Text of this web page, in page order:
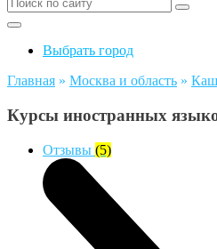
Выбрать город
Главная » Москва и область »
Курсы иностранных
Отзывы (5)